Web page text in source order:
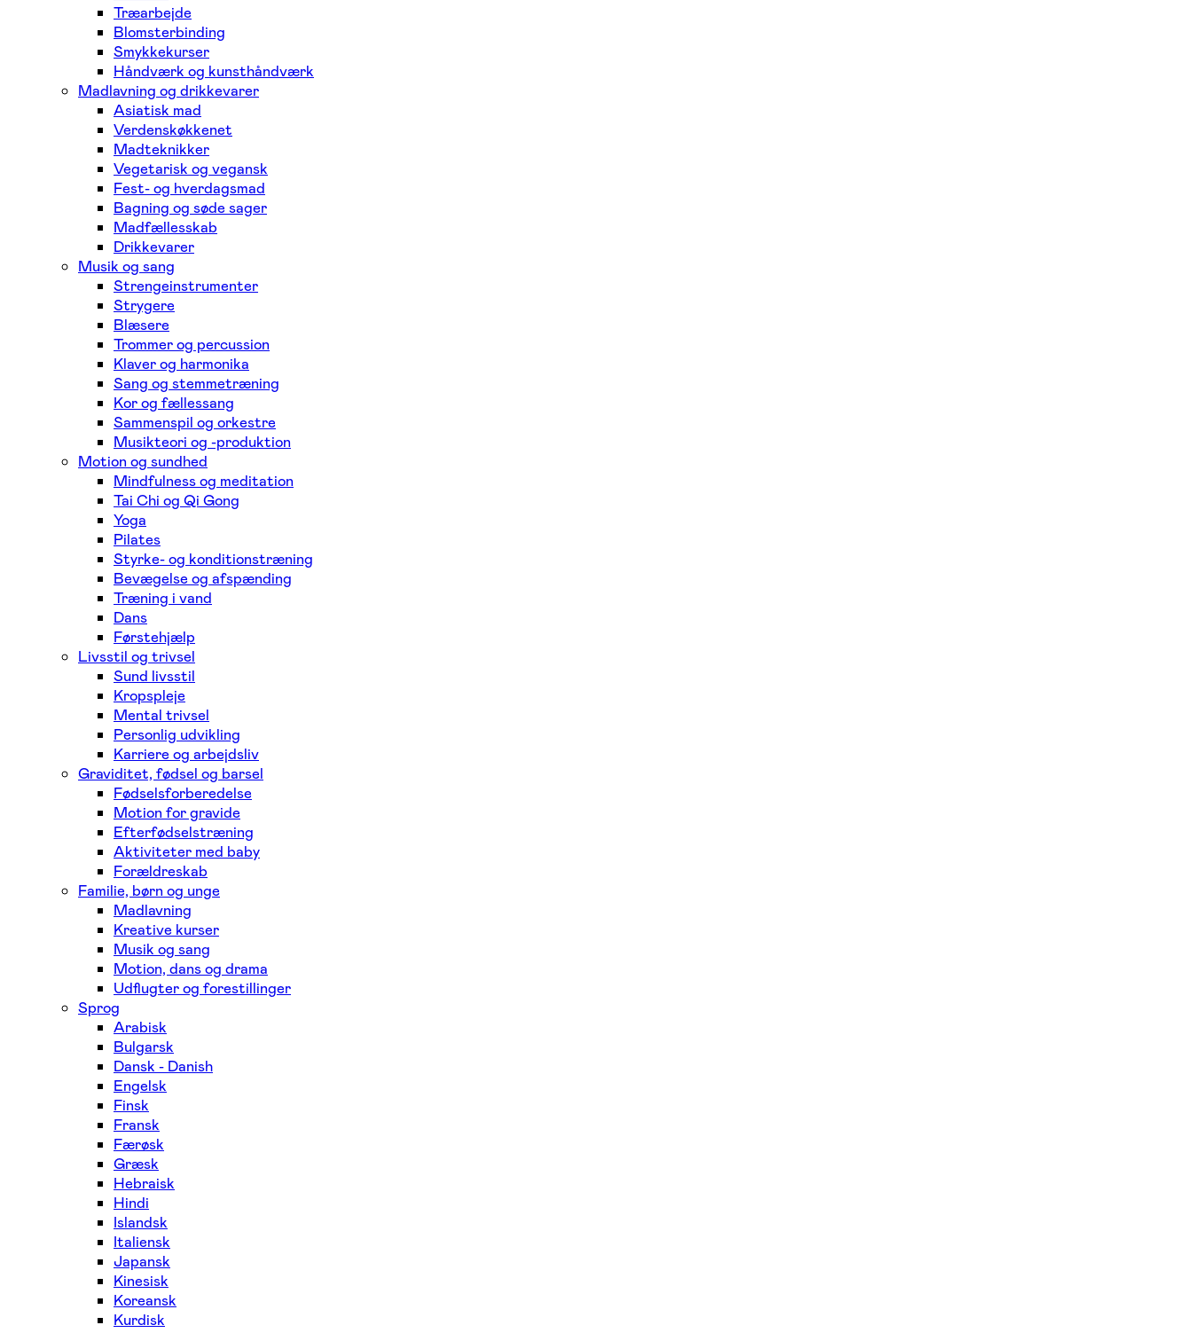
Træarbejde
Blomsterbinding
Smykkekurser
Håndværk og kunsthåndværk
Madlavning og drikkevarer
Asiatisk mad
Verdenskøkkenet
Madteknikker
Vegetarisk og vegansk
Fest- og hverdagsmad
Bagning og søde sager
Madfællesskab
Drikkevarer
Musik og sang
Strengeinstrumenter
Strygere
Blæsere
Trommer og percussion
Klaver og harmonika
Sang og stemmetræning
Kor og fællessang
Sammenspil og orkestre
Musikteori og -produktion
Motion og sundhed
Mindfulness og meditation
Tai Chi og Qi Gong
Yoga
Pilates
Styrke- og konditionstræning
Bevægelse og afspænding
Træning i vand
Dans
Førstehjælp
Livsstil og trivsel
Sund livsstil
Kropspleje
Mental trivsel
Personlig udvikling
Karriere og arbejdsliv
Graviditet, fødsel og barsel
Fødselsforberedelse
Motion for gravide
Efterfødselstræning
Aktiviteter med baby
Forældreskab
Familie, børn og unge
Madlavning
Kreative kurser
Musik og sang
Motion, dans og drama
Udflugter og forestillinger
Sprog
Arabisk
Bulgarsk
Dansk - Danish
Engelsk
Finsk
Fransk
Færøsk
Græsk
Hebraisk
Hindi
Islandsk
Italiensk
Japansk
Kinesisk
Koreansk
Kurdisk